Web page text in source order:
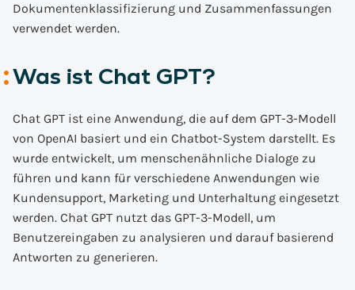
Dokumentenklassifizierung und Zusammenfassungen
verwendet werden.
Was ist Chat GPT?
Chat GPT ist eine Anwendung, die auf dem GPT-3-Modell
von OpenAI basiert und ein Chatbot-System darstellt. Es
wurde entwickelt, um menschenähnliche Dialoge zu
führen und kann für verschiedene Anwendungen wie
Kundensupport, Marketing und Unterhaltung eingesetzt
werden. Chat GPT nutzt das GPT-3-Modell, um
Benutzereingaben zu analysieren und darauf basierend
Antworten zu generieren.